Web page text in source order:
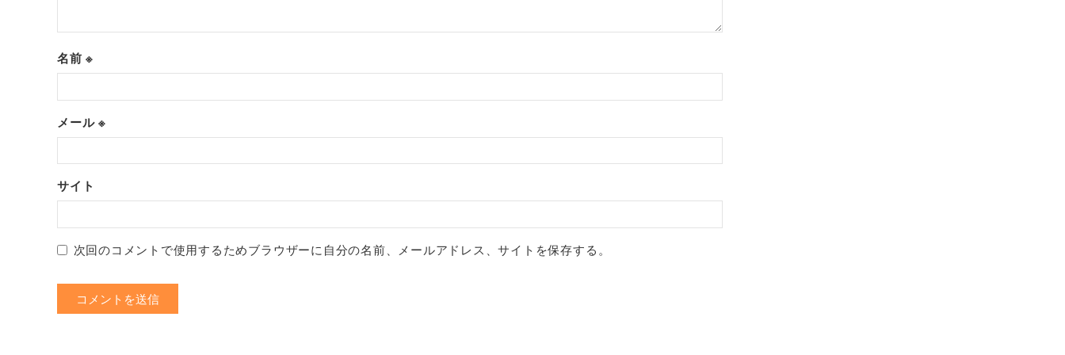
名前※
メール※
サイト
次回のコメントで使用するためブラウザーに自分の名前、メールアドレス、サイトを保存する。